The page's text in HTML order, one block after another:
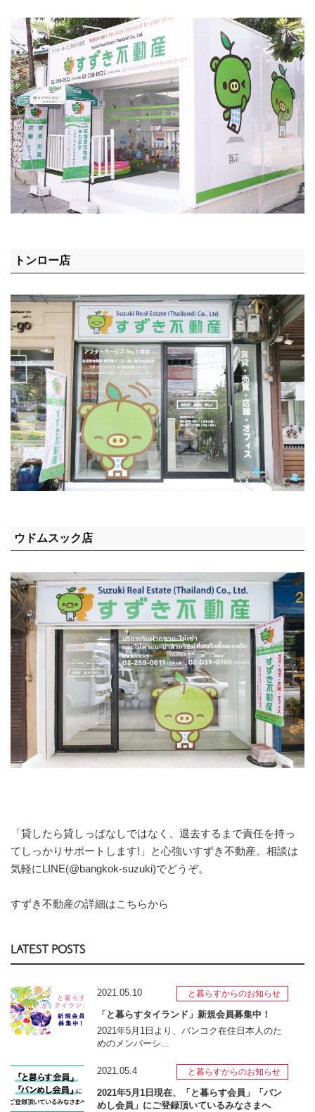
トンロー店
ウドムスック店
「貸したら貸しっぱなしではなく、退去するまで責任を持っ
てしっかりサポートします!」と心強いすずき不動産。相談は
気軽にLINE(@bangkok-suzuki)でどうぞ。
すずき不動産の詳細はこちらから
LATEST POSTS
2021.05.10 と暮らすからのお知らせ
「と暮らすタイランド」新規会員募集中！
2021年5月1日より、バンコク在住日本人のた
めのメンバーシ...
2021.05.4 と暮らすからのお知らせ
2021年5月1日現在、「と暮らす会員」「バン
めし会員」にご登録頂いているみなさまへ